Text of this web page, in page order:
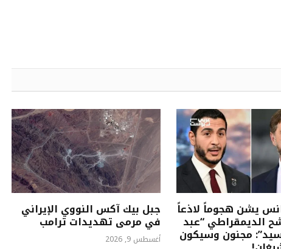
يشن هجوماً لاذعاً
الديمقراطي “عبد
مجنون وسيكون
جبل بيك آكس النووي الإيراني
في مرمى تهديدات ترامب
أغسطس 9, 2026